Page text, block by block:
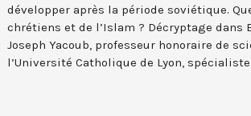
développer après la période soviétique.
chrétiens et de l’Islam ? Décryptage dans
Joseph Yacoub, professeur honoraire de
l’Université Catholique de Lyon,